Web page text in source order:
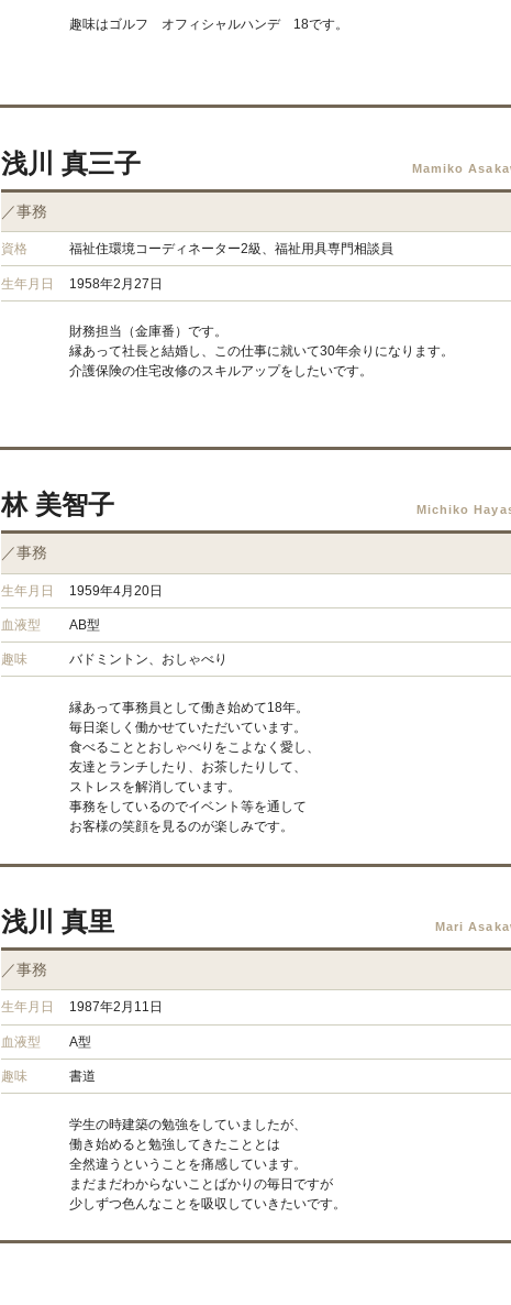
趣味はゴルフ オフィシャルハンデ 18です。
浅川 真三子 Mamiko
／事務
資格 福祉住環境コーディネーター2級、福祉用具専門相談員
生年月日 1958年2月27日
財務担当（金庫番）です。
縁あって社長と結婚し、この仕事に就いて30年余りになります。
介護保険の住宅改修のスキルアップをしたいです。
林 美智子 Michiko
／事務
生年月日 1959年4月20日
血液型 AB型
趣味 バドミントン、おしゃべり
縁あって事務員として働き始めて18年。
毎日楽しく働かせていただいています。
食べることとおしゃべりをこよなく愛し、
友達とランチしたり、お茶したりして、
ストレスを解消しています。
事務をしているのでイベント等を通して
お客様の笑顔を見るのが楽しみです。
浅川 真里 Mari
／事務
生年月日 1987年2月11日
血液型 A型
趣味 書道
学生の時建築の勉強をしていましたが、
働き始めると勉強してきたこととは
全然違うということを痛感しています。
まだまだわからないことばかりの毎日ですが
少しずつ色んなことを吸収していきたいです。